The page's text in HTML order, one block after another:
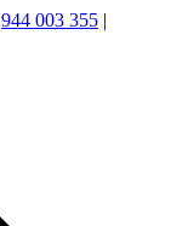
944 003 355 |